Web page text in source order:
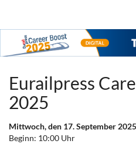
Inhalt
springen
Eurailpress
2025
Mittwoch, den 17. September 2025
Beginn: 10:00 Uhr